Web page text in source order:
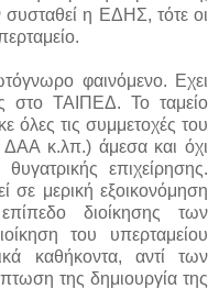
η ΕΔΗΣ, τότε οι
φαινόμενο. Εχει
στο ΤΑΙΠΕΔ. Το ταμείο
όλες τις συμμετοχές του
κ.λπ.) άμεσα και όχι
επιχείρησης.
σε μερική εξοικονόμηση
διοίκησης των
του υπερταμείου
καθήκοντα, αντί των
της δημιουργία της